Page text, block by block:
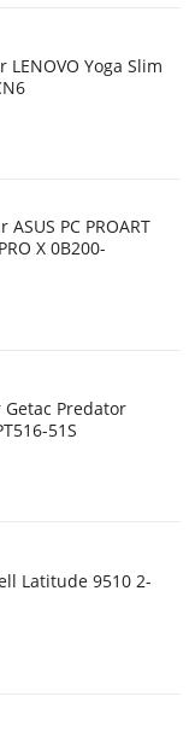
LENOVO Yoga Slim
PC PROART
X 0B200-
Getac Predator
51S
Latitude 9510 2-